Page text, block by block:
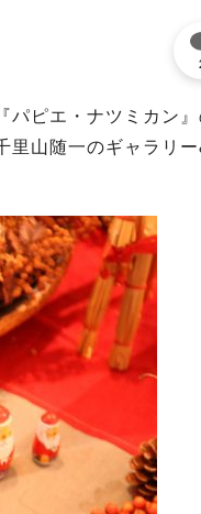
パピエ・ナツミカン
里山随一のギャラリ